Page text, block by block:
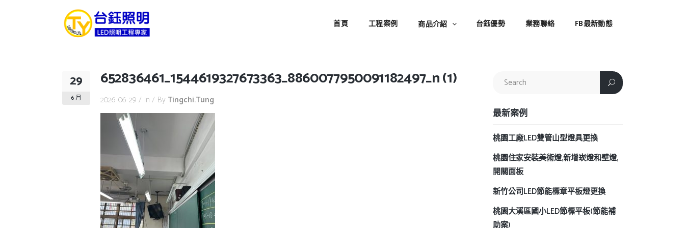
首頁 工程案例 商品介紹 台鈺優勢 業務聯絡 FB最新動態
29
6 月
652836461_1544619327673363_8860077950091182497_n (1)
2026-06-29 In By Tingchi.tung
最新案例
桃園工廠LED雙管山型燈具更換
桃園住家安裝美術燈,新增崁燈和壁燈,
開關面板
新竹公司LED節能標章平板燈更換
桃園大溪區國小LED節標平板(節能補
助案)